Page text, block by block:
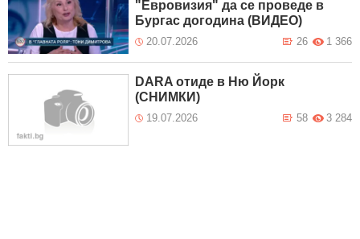
"Евровизия" да се проведе в
Бургас догодина (ВИДЕО)
20.07.2026 1 366
26
DARA отиде в Ню Йорк
(СНИМКИ)
19.07.2026 3 284
58